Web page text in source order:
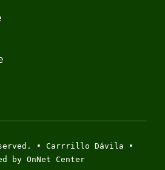
• Carrrillo Dávila •
by OnNet Center